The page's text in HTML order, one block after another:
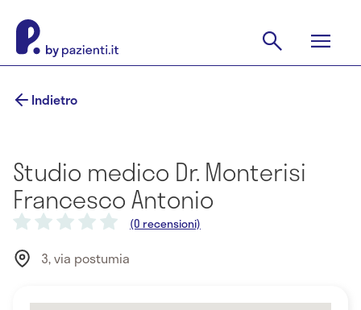
Indietro
Studio medico Dr. Monterisi
Francesco Antonio
(0 recensioni)
3, via postumia